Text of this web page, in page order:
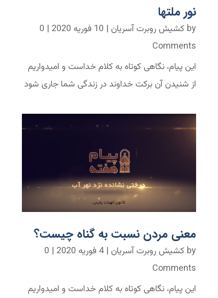
نور ملتها
by کشیش روبرت آسریان | 10 فوریه 2020
| 0
Comments
این پیام، نگاهی کوتاه به کلام خداست و امیدواریم
از شنیدن آن برکت خداوند در زندگی شما جاری شود
معنی مردن نسبت به گناه چیست؟
by کشیش روبرت آسریان |4 فوریه 2020
| 0
Comments
این پیام، نگاهی کوتاه به کلام خداست و امیدواریم